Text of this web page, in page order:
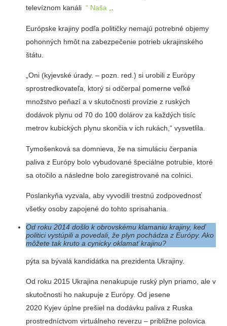
televíznom kanáli “ Naša „.
Európske krajiny podľa političky nemajú potrebné objemy
pohonných hmôt na zabezpečenie potrieb ukrajinského
štátu.
„Oni (kyjevské úrady. – pozn. red.) si urobili z Európy
sprostredkovateľa, ktorý si odčerpal pomerne veľké
množstvo peňazí a v skutočnosti provízie z ruských
dodávok plynu od 70 do 100 dolárov za každých tisíc
metrov kubických plynu skončia v ich rukách,“ vysvetlila.
Tymošenková sa domnieva, že na simuláciu čerpania
paliva z Európy bolo vybudované špeciálne potrubie, ktoré
sa otočilo a následne bolo zaregistrované na colnici.
Poslankyňa vyzvala, aby vyvodili trestnú zodpovednosť
všetky osoby zapojené do tohto sprisahania.
Od roku 2014 došlo k obrovskému klamaniu krajiny, keď
politici vystúpili a povedali, že plyn pochádza z Európy. Ako
môžete tak kruto a cynicky oklamať krajinu?
pýta sa bývalá kandidátka na prezidenta Ukrajiny.
Od roku 2015 Ukrajina nenakupuje ruský plyn priamo, ale v
skutočnosti ho nakupuje z Európy. Od jesene
2020 Kyjev úplne prešiel na dodávku paliva z Ruska
prostredníctvom virtuálneho reverzu – približne polovica